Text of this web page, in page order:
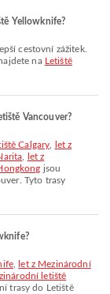
Yellowknife?
na Letiště
Vancouver?
Calgary
let z
let z
jsou
Tyto trasy
,
let z Mezinárodní
letiště
trasy do Letiště